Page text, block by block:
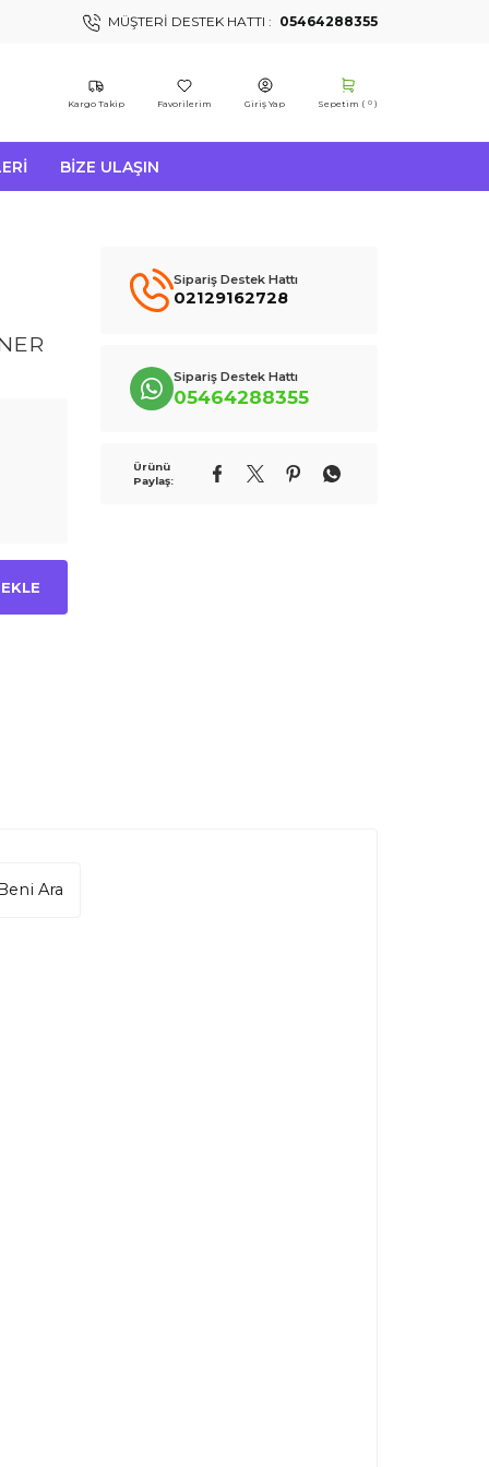
MÜŞTERI DESTEK HATTI : 05464288355
Kargo Takip Favorilerim Giriş Yap Sepetim ( 0 )
BIZE ULAŞIN
Sipariş Destek Hattı
02129162728
Sipariş Destek Hattı
05464288355
Ürünü
Paylaş:
Ara